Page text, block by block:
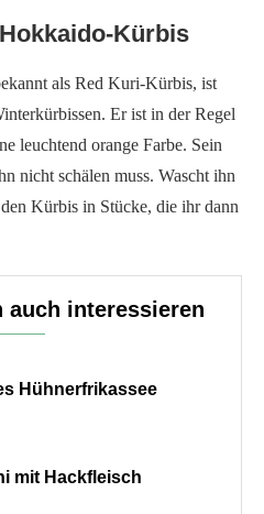
Kürbis
als Red Kuri-Kürbis, ist
Er ist in der Regel
leuchtend orange Farbe. Sein
nicht schälen muss. Wascht ihn
Kürbis in Stücke, die ihr dann
auch interessieren
Hühnerfrikassee
mit Hackfleisch